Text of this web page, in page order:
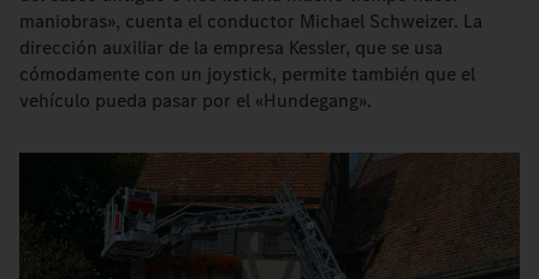
maniobras», cuenta el conductor Michael Schweizer. La
dirección auxiliar de la empresa Kessler, que se usa
cómodamente con un joystick, permite también que el
vehículo pueda pasar por el «Hundegang».